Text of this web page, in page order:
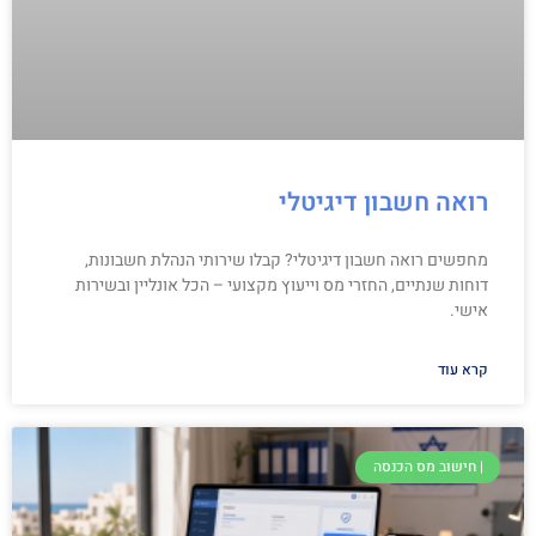
רואה חשבון דיגיטלי
מחפשים רואה חשבון דיגיטלי? קבלו שירותי הנהלת חשבונות,
דוחות שנתיים, החזרי מס וייעוץ מקצועי – הכל אונליין ובשירות
אישי.
קרא עוד
| חישוב מס הכנסה